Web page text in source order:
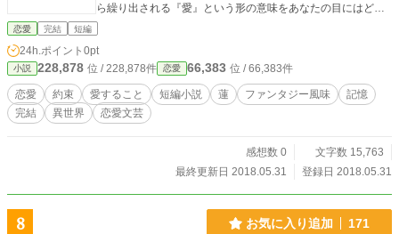
ら繰り出される『愛』という形の意味をあなたの目にはどう
映るのか？この物語を読み終えた時あなたは一体誰に会いた
覧下さい。
恋愛 完結 短編
24h.ポイント 0pt
小説 228,878 位 / 228,878件 恋愛 66,383 位 / 66,383件
恋愛 約束 愛すること 短編小説 蓮 ファンタジー風味
記憶
完結
異世界 恋愛文芸
感想数 0
文字数 15,763
最終更新日 2018.05.31
登録日 2018.05.31
8 お気に入り追加 171